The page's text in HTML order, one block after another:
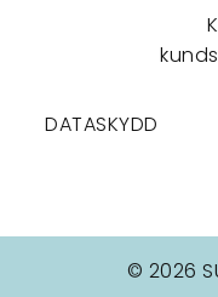
DATASKYDD
© 2026